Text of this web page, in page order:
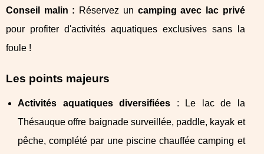
Conseil malin : Réservez un camping avec lac privé
pour profiter d'activités aquatiques exclusives sans la
foule !
Les points majeurs
Activités aquatiques diversifiées : Le lac de la
Thésauque offre baignade surveillée, paddle, kayak et
pêche, complété par une piscine chauffée camping et